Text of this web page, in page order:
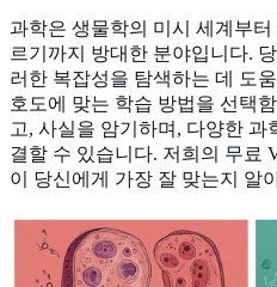
과학은 생물학의 미시 세계부
르기까지 방대한 분야입니다.
러한 복잡성을 탐색하는 데 도
호도에 맞는 학습 방법을 선택
고, 사실을 암기하며, 다양한 과
결할 수 있습니다. 저희의 무료
이 당신에게 가장 잘 맞는지 알